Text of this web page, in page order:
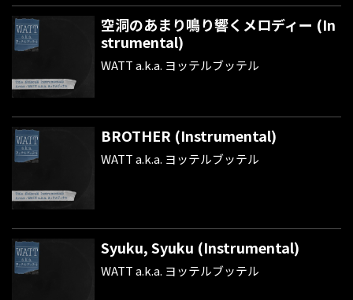
空洞のあまり鳴り響くメロディー (In
strumental)
WATT a.k.a. ヨッテルブッテル
BROTHER (Instrumental)
WATT a.k.a. ヨッテルブッテル
Syuku, Syuku (Instrumental)
WATT a.k.a. ヨッテルブッテル